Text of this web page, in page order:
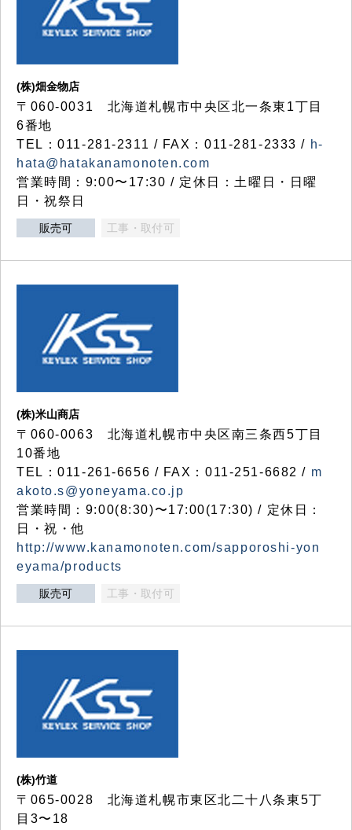
(株)畑金物店
〒060-0031 北海道札幌市中央区北一条東1丁目
6番地
TEL：011-281-2311 / FAX：011-281-2333 / h-
hata@hatakanamonoten.com
営業時間：9:00〜17:30 / 定休日：土曜日・日曜
日・祝祭日
販売可 工事・取付可
(株)米山商店
〒060-0063 北海道札幌市中央区南三条西5丁目
10番地
TEL：011-261-6656 / FAX：011-251-6682 / m
akoto.s@yoneyama.co.jp
営業時間：9:00(8:30)〜17:00(17:30) / 定休日：
日・祝・他
http://www.kanamonoten.com/sapporoshi-yon
eyama/products
販売可 工事・取付可
(株)竹道
〒065-0028 北海道札幌市東区北二十八条東5丁
目3〜18